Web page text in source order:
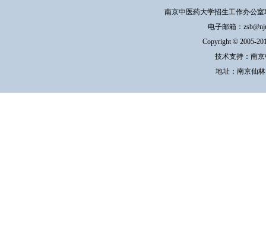
南京中医药大学招生工作办公室
电子邮箱：
Copyright © 2005-
技术支持：南
地址：南京仙